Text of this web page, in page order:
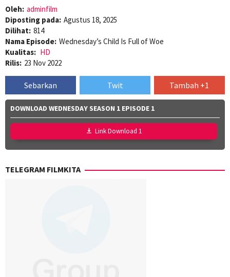
Oleh: adminfilm
Diposting pada: Agustus 18, 2025
Dilihat: 814
Nama Episode: Wednesday’s Child Is Full of Woe
Kualitas: HD
Rilis: 23 Nov 2022
Sebarkan Twit Tambah +1
DOWNLOAD WEDNESDAY SEASON 1 EPISODE 1
Link Download 1
TELEGRAM FILMKITA